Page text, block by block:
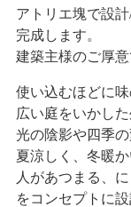
アトリエ塊で設
完成します。
建築主様のご厚
使い込むほどに
広い庭をいかし
光の陰影や四季
夏涼しく、冬暖
人があつまる、
をコンセプトに